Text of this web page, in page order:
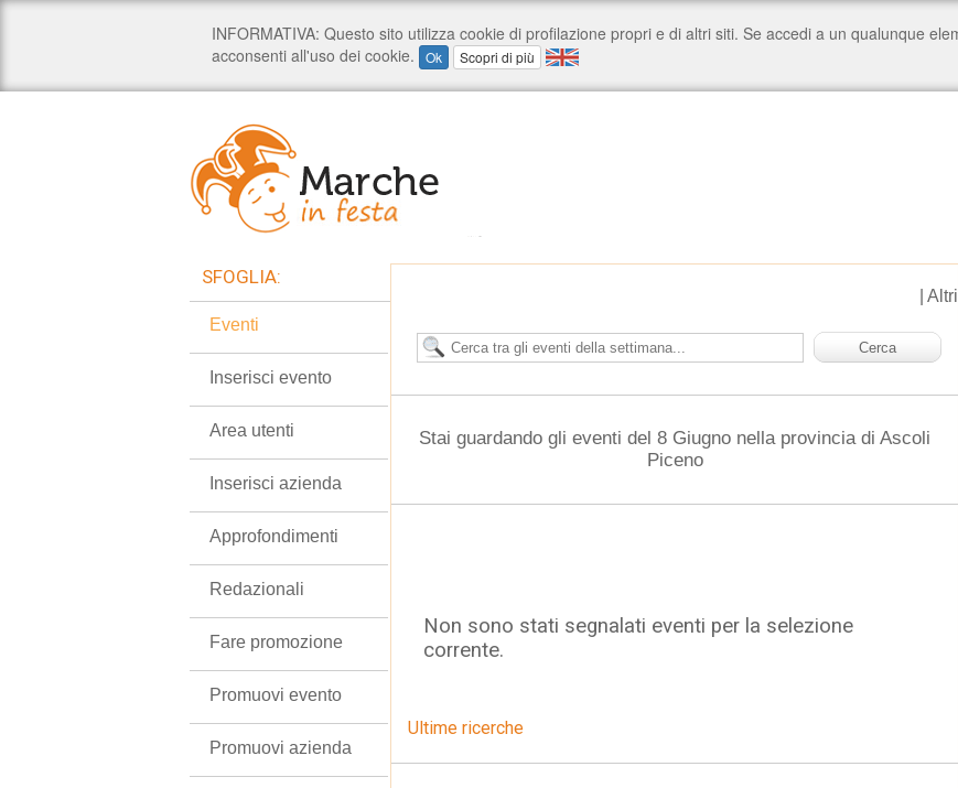
Altri
Stai guardando gli eventi del 8 Giugno nella provincia di Ascoli
Piceno
Non sono stati segnalati eventi per la selezione
corrente.
Ultime ricerche
SFOGLIA:
Eventi
Inserisci evento
Area utenti
Inserisci azienda
Approfondimenti
Redazionali
Fare promozione
Promuovi evento
Promuovi azienda